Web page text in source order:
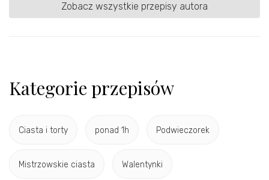
Zobacz wszystkie przepisy autora
Kategorie przepisów
Ciasta i torty ponad 1h Podwieczorek
Mistrzowskie ciasta Walentynki